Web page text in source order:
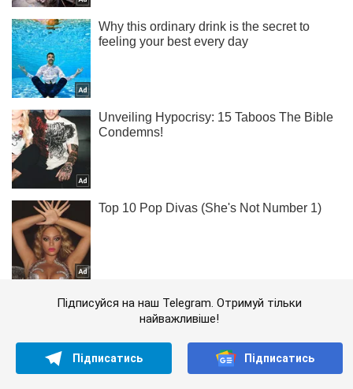
Підписуйся на наш Telegram. Отримуй тільки
найважливіше!
Підписатись Підписатись